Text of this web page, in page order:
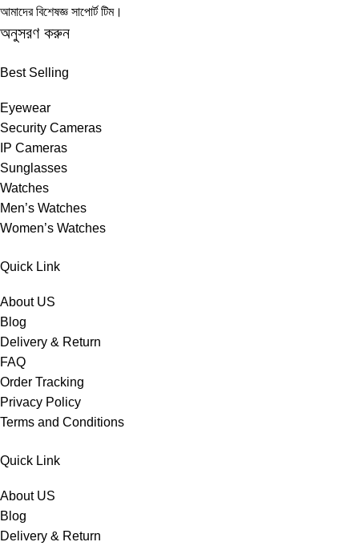
আমাদের বিশেষজ্ঞ সাপোর্ট টিম।
অনুসরণ করুন
Best Selling
Eyewear
Security Cameras
IP Cameras
Sunglasses
Watches
Men’s Watches
Women’s Watches
Quick Link
About US
Blog
Delivery & Return
FAQ
Order Tracking
Privacy Policy
Terms and Conditions
Quick Link
About US
Blog
Delivery & Return